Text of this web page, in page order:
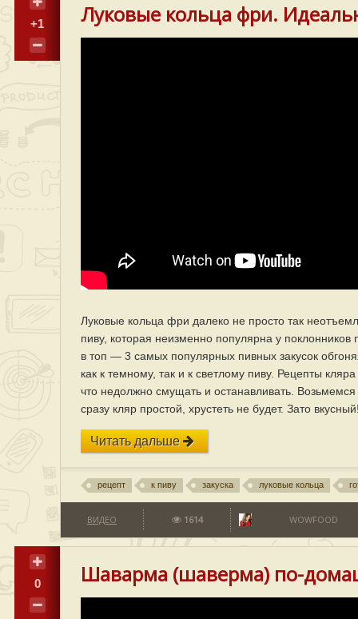
+1 Луковые кольца фри.
Луковые кольца фри далеко не просто так
пиву, которая неизменно популярна у
в топ — 3 самых популярных пивных закусок
как к темному, так и к светлому пиву. Рецепты
что недолжно смущать и останавливать.
сразу кляр простой, хрустеть не будет. Зато
Читать дальше
рецепт к пиву закуска луковые кольца
ВИДЕО 1614 WOWFOOD
0 Шаварма (шаверма) по-